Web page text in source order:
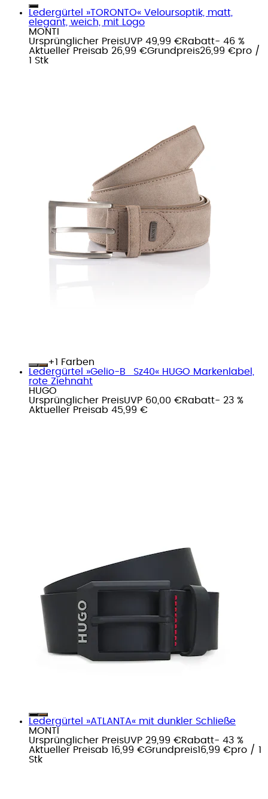
Ledergürtel »TORONTO« Veloursoptik, matt,
elegant, weich, mit Logo
MONTI
Ursprünglicher PreisUVP 49,99 €Rabatt- 46 %
Aktueller Preisab 26,99 €Grundpreis26,99 €pro /
1 Stk
+
Farben
Ledergürtel »Gelio-B_Sz40« HUGO Markenlabel,
rote Ziehnaht
HUGO
Ursprünglicher PreisUVP 60,00 €Rabatt- 23 %
Aktueller Preisab 45,99 €
Ledergürtel »ATLANTA« mit dunkler Schließe
MONTI
Ursprünglicher PreisUVP 29,99 €Rabatt- 43 %
Aktueller Preisab 16,99 €Grundpreis16,99 €pro / 1
Stk